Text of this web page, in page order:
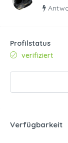
Profilstatus
verifiziert
Verfügbarkeit